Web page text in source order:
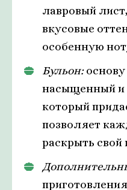
лавровый
вкусовые
особенную
Бульон:основу
насыщенный и
который
позволяет
раскрыть свой